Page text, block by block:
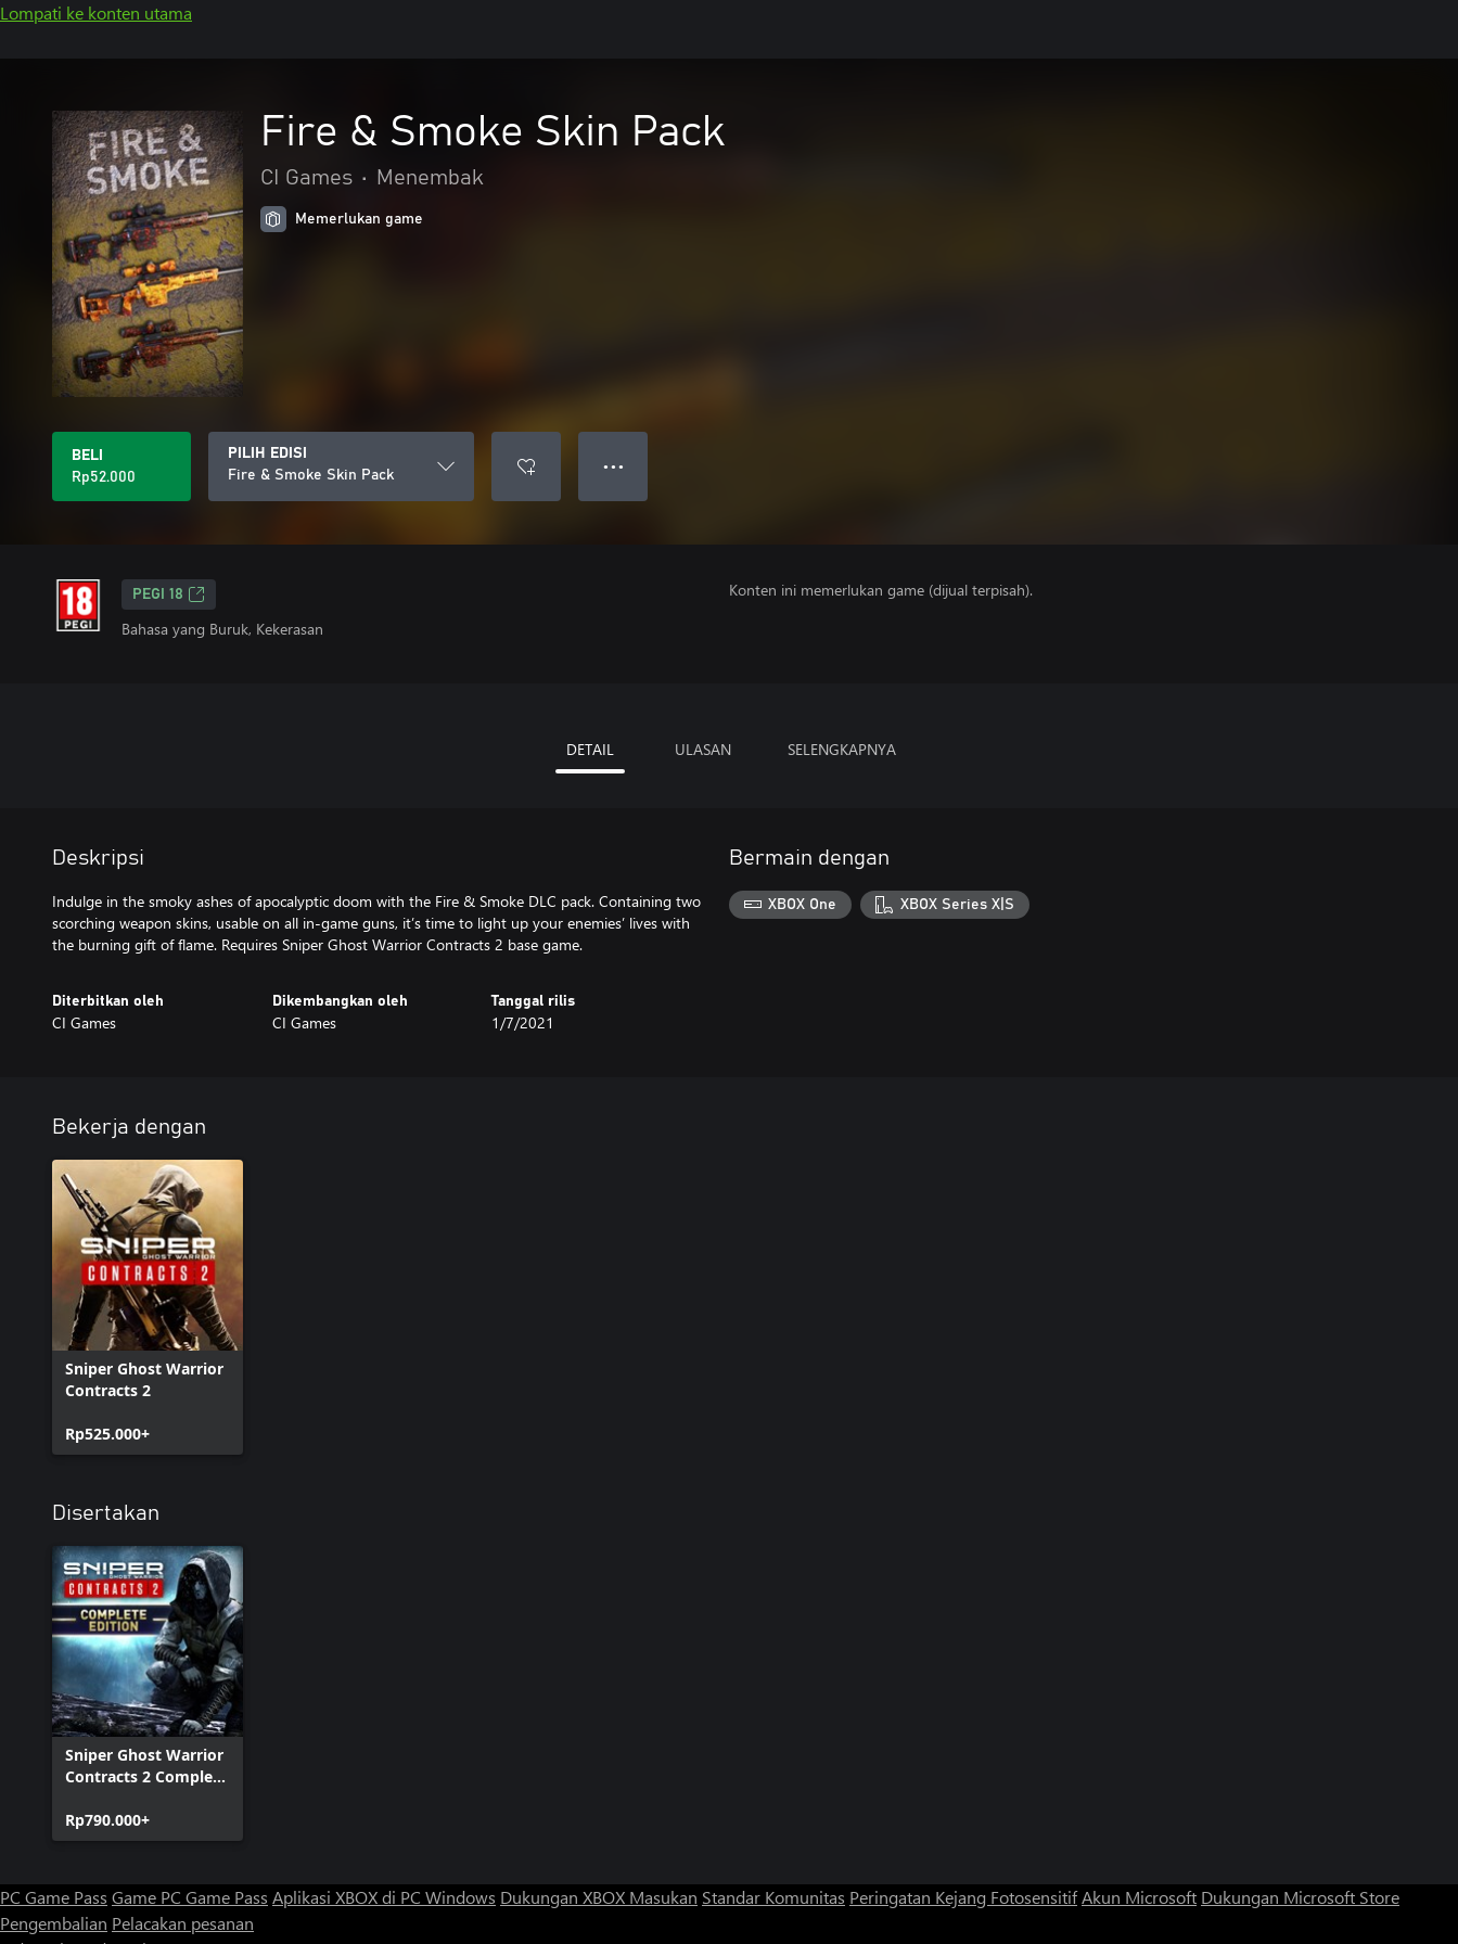
Lompati ke konten utama
Fire & Smoke Skin Pack
CI Games • Menembak
Memerlukan game
BELI
Rp52.000
PILIH EDISI
Fire & Smoke Skin Pack
● ● ●
PEGI 18
Bahasa yang Buruk, Kekerasan
Konten ini memerlukan game (dijual terpisah).
DETAIL ULASAN SELENGKAPNYA
Deskripsi
Indulge in the smoky ashes of apocalyptic doom with the Fire & Smoke DLC pack. Containing two
scorching weapon skins, usable on all in-game guns, it’s time to light up your enemies’ lives with
the burning gift of flame. Requires Sniper Ghost Warrior Contracts 2 base game.
Diterbitkan oleh
CI Games
Dikembangkan oleh
CI Games
Tanggal rilis
1/7/2021
Bermain dengan
XBOX One XBOX Series X|S
Bekerja dengan
Sniper Ghost Warrior
Contracts 2
Rp525.000+
Disertakan
Sniper Ghost Warrior
Contracts 2 Complete
Rp790.000+
PC Game Pass Game PC Game Pass Aplikasi XBOX di PC Windows Dukungan XBOX Masukan Standar Komunitas Peringatan Kejang FotosensitifAkun Microsoft Dukungan Microsoft Store
Pengembalian Pelacakan pesanan